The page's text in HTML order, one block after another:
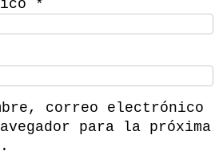
*
correo electrónico
para la próxima